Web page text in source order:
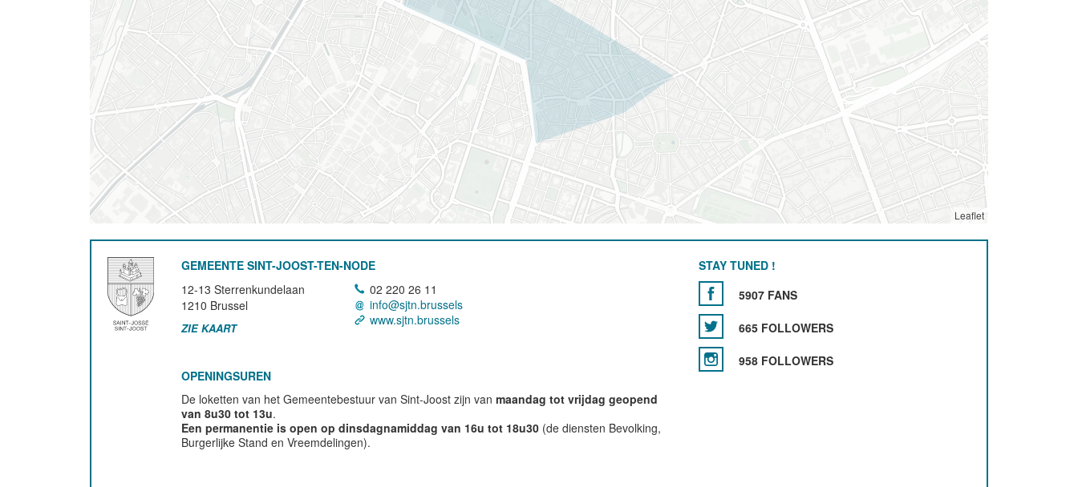
Leaflet
GEMEENTE SINT-JOOST-TEN-NODE
12-13 Sterrenkundelaan
1210 Brussel
ZIE KAART
02 220 26 11
info@sjtn.brussels
www.sjtn.brussels
OPENINGSUREN
De loketten van het Gemeentebestuur van Sint-Joost zijn vanmaandag tot vrijdag geopend
van 8u30 tot 13u.
Een permanentie is open op dinsdagnamiddag van 16u tot 18u30 (de diensten Bevolking,
Burgerlijke Stand en Vreemdelingen).
STAY TUNED !
5907 FANS
665 FOLLOWERS
958 FOLLOWERS